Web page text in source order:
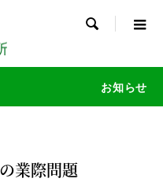

お知らせ
業際問題